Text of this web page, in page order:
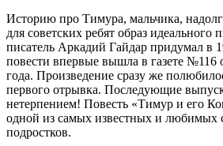
Историю про Тимура, мальчика,
для советских ребят образ идеального
писатель Аркадий Гайдар придумал в
повести впервые вышла в газете №116
года. Произведение сразу же
первого отрывка. Последующие
нетерпением! Повесть «Тимур и его
одной из самых известных и любимых
подростков.